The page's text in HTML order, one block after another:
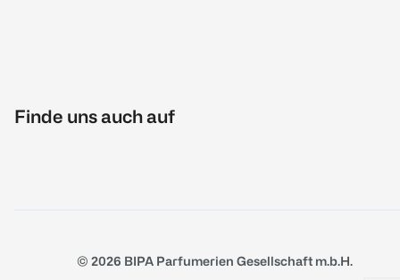
Finde uns auch auf
© 2026 BIPA Parfumerien Gesellschaft m.b.H.